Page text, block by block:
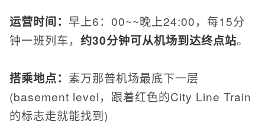
运营时间： 早上6：00~~晚上24:00，每15分
钟一班列车， 约30分钟可从机场到达终点站。
搭乘地点： 素万那普机场最底下一层
(basement level，跟着红色的City Line Train
的标志走就能找到)